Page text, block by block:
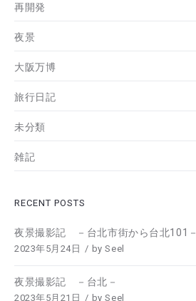
再開発
夜景
大阪万博
旅行日記
未分類
雑記
RECENT POSTS
夜景撮影記 －台北市街から台北101－
2023年5月24日 bySeel
夜景撮影記 －台北－
2023年5月21日 bySeel